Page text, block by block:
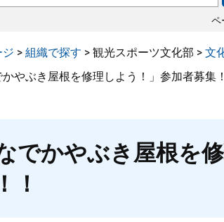
ペ
ジ > 組織で探す > 観光スポーツ文化部 > 文
かやぶき屋根を修理しよう！」参加者募集
でかやぶき屋根を
！